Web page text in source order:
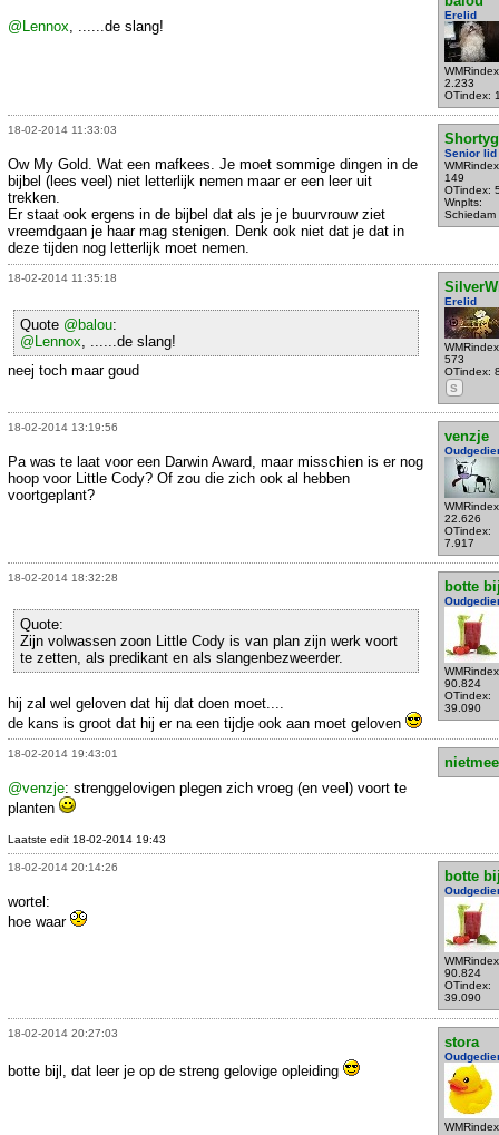
Erelid
2.233
OTindex:
@Lennox , ......de slang!
18-02-2014 11:33:03
Senior lid
149
OTindex:
Wnplts:
Schiedam
Ow My Gold. Wat een mafkees. Je moet sommige dingen in de
bijbel (lees veel) niet letterlijk nemen maar er een leer uit
trekken.
Er staat ook ergens in de bijbel dat als je je buurvrouw ziet
vreemdgaan je haar mag stenigen. Denk ook niet dat je dat in
deze tijden nog letterlijk moet nemen.
18-02-2014 11:35:18
Erelid
573
OTindex:
S
Quote @balou:
@Lennox, ......de slang!
neej toch maar goud
18-02-2014 13:19:56
venzje
22.626
OTindex:
7.917
Pa was te laat voor een Darwin Award, maar misschien is er nog
hoop voor Little Cody? Of zou die zich ook al hebben
voortgeplant?
18-02-2014 18:32:28
botte
90.824
OTindex:
39.090
Quote:
Zijn volwassen zoon Little Cody is van plan zijn werk voort
te zetten, als predikant en als slangenbezweerder.
hij zal wel geloven dat hij dat doen moet....
de kans is groot dat hij er na een tijdje ook aan moet geloven
18-02-2014 19:43:01
@venzje: strenggelovigen plegen zich vroeg (en veel) voort te
planten
Laatste edit 18-02-2014 19:43
18-02-2014 20:14:26
botte
90.824
OTindex:
39.090
wortel:
hoe waar
18-02-2014 20:27:03
stora
botte bijl, dat leer je op de streng gelovige opleiding